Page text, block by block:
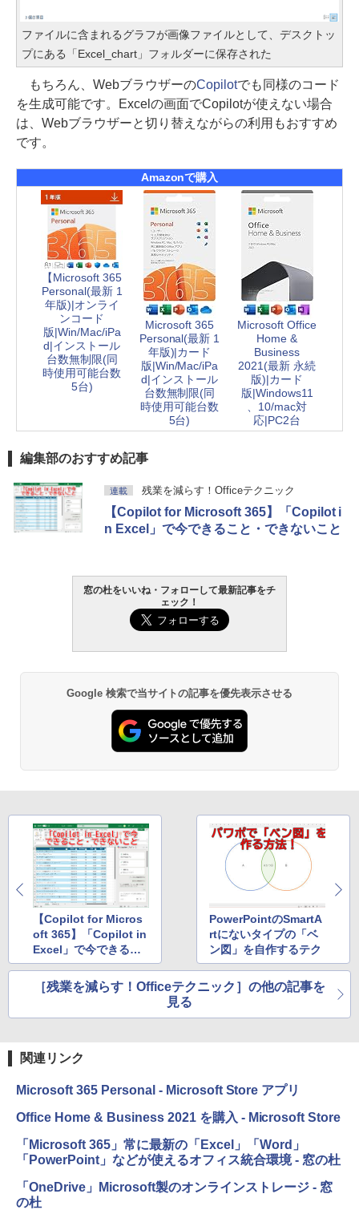
ファイルに含まれるグラフが画像ファイルとして、デスクトッ
プにある「Excel_chart」フォルダーに保存された
もちろん、WebブラウザーのCopilotでも同様のコード
を生成可能です。Excelの画面でCopilotが使えない場合
は、Webブラウザーと切り替えながらの利用もおすすめ
です。
Amazonで購入
【Microsoft 365
Personal(最新 1
年版)|オンライ
ンコード
版|Win/Mac/iPa
d|インストール
台数無制限(同
時使用可能台数
5台)
Microsoft 365
Personal(最新 1
年版)|カード
版|Win/Mac/iPa
d|インストール
台数無制限(同
時使用可能台数
5台)
Microsoft Office
Home &
Business
2021(最新 永続
版)|カード
版|Windows11
、10/mac対
応|PC2台
編集部のおすすめ記事
連載 残業を減らす！Officeテクニック
【Copilot for Microsoft 365】「Copilot i
n Excel」で今できること・できないこと
窓の杜をいいね・フォローして最新記事をチ
ェック！
Google 検索で当サイトの記事を優先表示させる
【Copilot for Micros
oft 365】「Copilot in
Excel」で今できるこ
と・できないこと
PowerPointのSmartA
rtにないタイプの「ベ
ン図」を自作するテク
［残業を減らす！Officeテクニック］の他の記事を
見る
関連リンク
Microsoft 365 Personal - Microsoft Store アプリ
Office Home & Business 2021 を購入 - Microsoft Store
「Microsoft 365」常に最新の「Excel」「Word」
「PowerPoint」などが使えるオフィス統合環境 - 窓の杜
「OneDrive」Microsoft製のオンラインストレージ - 窓
の杜